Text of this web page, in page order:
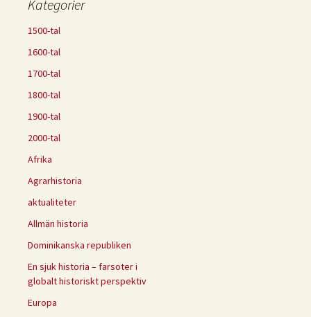
Kategorier
1500-tal
1600-tal
1700-tal
1800-tal
1900-tal
2000-tal
Afrika
Agrarhistoria
aktualiteter
Allmän historia
Dominikanska republiken
En sjuk historia – farsoter i
globalt historiskt perspektiv
Europa